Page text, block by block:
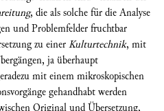
, die als solche für die Analyse
und Problemfelder fruchtbar
zu einerKulturtechnik, mit
ja überhaupt
mit einem mikroskopischen
gehandhabt werden